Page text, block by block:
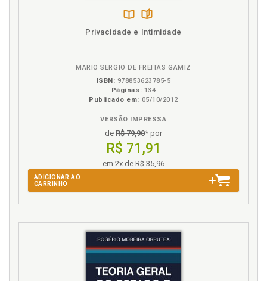
dos templários?, p. 103
alinharam com o pensamento dos templários, p. 75
Por que foi fundada a ordem dos templários?, p. 103
Princípios fundamentais. Há alguma relação entre
franco-maçonaria?, p. 125
Razões do ocultismo utilizadas pelos templários, p.
83
Século XVIII. Influência das atividades dos
Simbolismo presente nas iniciações dos cavaleiros
Disponível
páginas
Privacidade e Intimidade
MARIO SERGIO DE FREITAS GAMIZ
ISBN: 978853623785-5
Páginas: 134
Publicado em: 05/10/2012
VERSÃO IMPRESSA
de R$ 79,90* por
R$ 71,91
em 2x de R$ 35,96
ADICIONAR AO
CARRINHO